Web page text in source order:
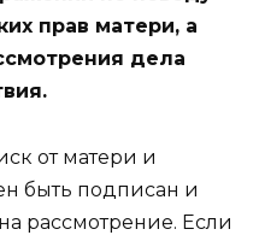
прав матери, а
дела
от матери и
быть подписан и
рассмотрение. Если